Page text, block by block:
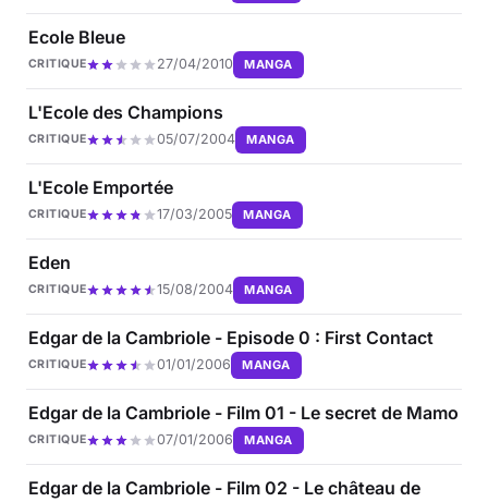
Ecole Bleue
CRITIQUE 27/04/2010 MANGA
L'Ecole des Champions
CRITIQUE 05/07/2004 MANGA
L'Ecole Emportée
CRITIQUE 17/03/2005 MANGA
Eden
CRITIQUE 15/08/2004 MANGA
Edgar de la Cambriole - Episode 0 : First Contact
CRITIQUE 01/01/2006 MANGA
Edgar de la Cambriole - Film 01 - Le secret de Mamo
CRITIQUE 07/01/2006 MANGA
Edgar de la Cambriole - Film 02 - Le château de